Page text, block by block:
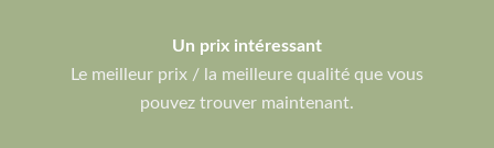
Un prix intéressant
Le meilleur prix / la meilleure qualité que vous
pouvez trouver maintenant.